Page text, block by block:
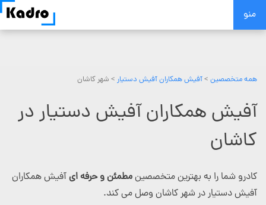
Skip
منو
همه متخصصین >آفیش همکاران آفیش دستیار > شهر کاشان
آفیش همکاران آفیش دستیار در
کاشان
کادرو شما را به بهترین متخصصینمطمئن و حرفه ایآفیش همکاران
آفیش دستیار در شهر کاشان وصل می کند.